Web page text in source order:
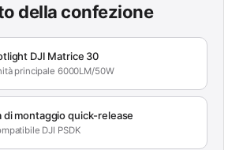
della confezione
DJI Matrice 30
principale 6000LM/50W
di montaggio quick-release
DJI PSDK